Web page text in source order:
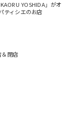
YOSHIDA」がオ
ティシエのお店
＆閉店